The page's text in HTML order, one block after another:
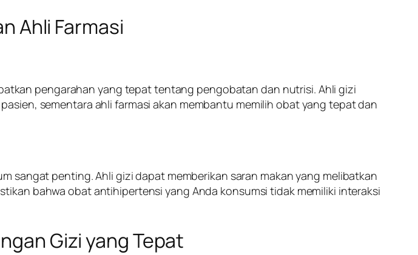
Ahli Farmasi
pengarahan yang tepat tentang pengobatan dan nutrisi. Ahli gizi
sementara ahli farmasi akan membantu memilih obat yang tepat dan
sangat penting. Ahli gizi dapat memberikan saran makan yang melibatkan
bahwa obat antihipertensi yang Anda konsumsi tidak memiliki interaksi
Gizi yang Tepat